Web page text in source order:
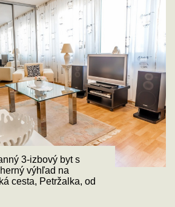
3-izbový byt s
výhľad na
cesta, Petržalka, od